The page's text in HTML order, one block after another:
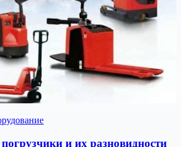
и их разновидности